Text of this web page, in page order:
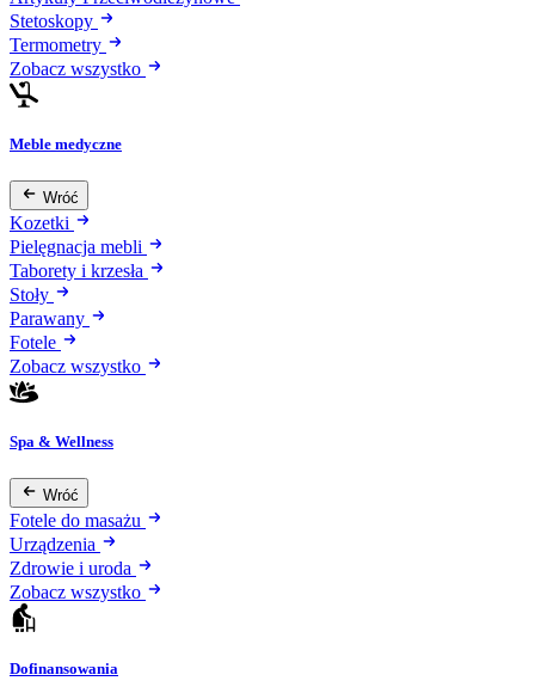
Stetoskopy
Termometry
Zobacz wszystko
Meble medyczne
Wróć
Kozetki
Pielęgnacja mebli
Taborety i krzesła
Stoły
Parawany
Fotele
Zobacz wszystko
Spa & Wellness
Wróć
Fotele do masażu
Urządzenia
Zdrowie i uroda
Zobacz wszystko
Dofinansowania